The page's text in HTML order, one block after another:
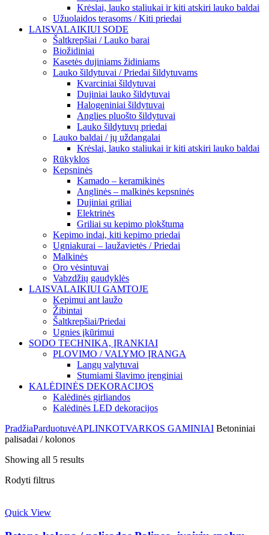
Krėslai, lauko staliukai ir kiti atskiri lauko baldai
Užuolaidos terasoms / Kiti priedai
LAISVALAIKIUI SODE
Šaltkrepšiai / Lauko barai
Biožidiniai
Kasetės dujiniams židiniams
Lauko šildytuvai / Priedai šildytuvams
Kvarciniai šildytuvai
Dujiniai lauko šildytuvai
Halogeniniai šildytuvai
Anglies pluošto šildytuvai
Lauko šildytuvų priedai
Lauko baldai / jų uždangalai
Krėslai, lauko staliukai ir kiti atskiri lauko baldai
Rūkyklos
Kepsninės
Kamado – keramikinės
Anglinės – malkinės kepsninės
Dujiniai griliai
Elektrinės
Griliai su kepimo plokštuma
Kepimo indai, kiti kepimo priedai
Ugniakurai – laužavietės / Priedai
Malkinės
Oro vėsintuvai
Vabzdžių gaudyklės
LAISVALAIKIUI GAMTOJE
Kepimui ant laužo
Žibintai
Šaltkrepšiai/Priedai
Ugnies įkūrimui
SODO TECHNIKA, ĮRANKIAI
PLOVIMO / VALYMO ĮRANGA
Langų valytuvai
Stumiami šlavimo įrenginiai
KALĖDINĖS DEKORACIJOS
Kalėdinės girliandos
Kalėdinės LED dekoracijos
PradžiaParduotuvėAPLINKOTVARKOS GAMINIAI Betoniniai
palisadai / kolonos
Showing all 5 results
Rodyti filtrus
Quick View